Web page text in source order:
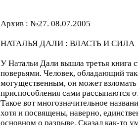
Архив : №27. 08.07.2005
НАТАЛЬЯ ДАЛИ : ВЛАСТЬ И СИЛА
У Натальи Дали вышла третья книга
поверьями. Человек, обладающий
могущественным, он может
приспособления сами рассыпаются
Такое вот многозначительное
хотя и посвящены, наверно,
основном о разрыве. Сказал как-то